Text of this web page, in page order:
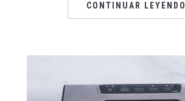
CONTINUAR LEYENDO